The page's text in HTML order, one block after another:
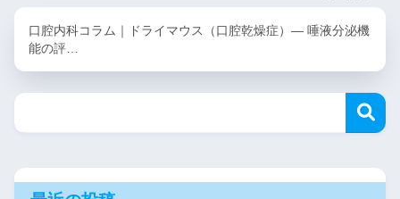
口腔内科コラム｜ドライマウス（口腔乾燥症）― 唾液分泌機
能の評…